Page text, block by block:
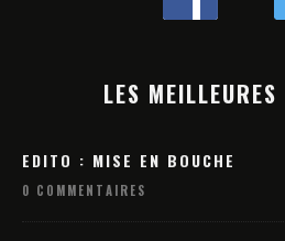
LES MEILLEURES
EDITO : MISE EN BOUCHE
0 COMMENTAIRES